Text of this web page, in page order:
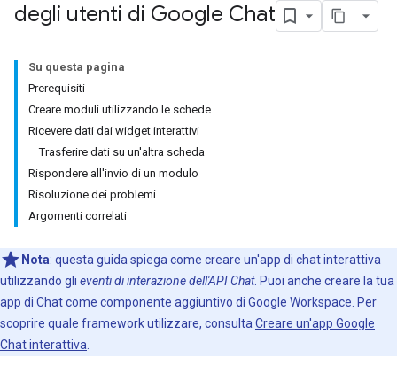
degli utenti di Google Chat
Su questa pagina
Prerequisiti
Creare moduli utilizzando le schede
Ricevere dati dai widget interattivi
Trasferire dati su un'altra scheda
Rispondere all'invio di un modulo
Risoluzione dei problemi
Argomenti correlati
Nota: questa guida spiega come creare un'app di chat interattiva
utilizzando gli eventi di interazione dell'API Chat. Puoi anche creare la tua
app di Chat come componente aggiuntivo di Google Workspace. Per
scoprire quale framework utilizzare, consulta Creare un'app Google
Chat interattiva